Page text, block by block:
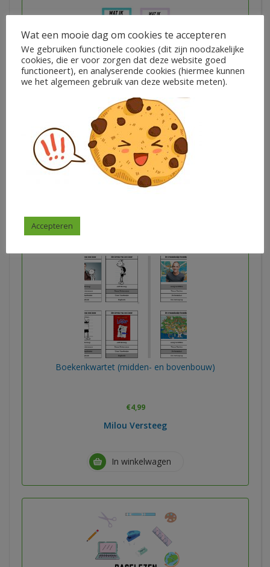
44 Evaluatiekaartjes – PASTEL
1,50
Irina van Kooij
Boekenkwartet (midden- en bovenbouw)
€4,99
Milou Versteeg
In winkelwagen
Wat een mooie dag om cookies te accepteren
We gebruiken functionele cookies (dit zijn noodzakelijke
cookies, die er voor zorgen dat deze website goed
functioneert), en analyserende cookies (hiermee kunnen
we het algemeen gebruik van deze website meten).
Accepteren